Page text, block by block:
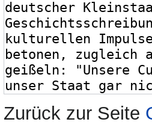
Zurück zur Seite